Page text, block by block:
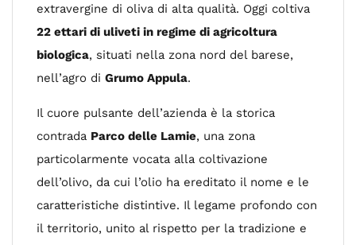
extravergine di oliva di alta qualità. Oggi coltiva
22 ettari di uliveti in regime di agricoltura
biologica, situati nella zona nord del barese,
nell’agro di Grumo Appula.
Il cuore pulsante dell’azienda è la storica
contrada Parco delle Lamie, una zona
particolarmente vocata alla coltivazione
dell’olivo, da cui l’olio ha ereditato il nome e le
caratteristiche distintive. Il legame profondo con
il territorio, unito al rispetto per la tradizione e